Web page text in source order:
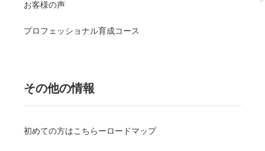
お客様の声
プロフェッショナル育成コース
その他の情報
初めての方はこちらーロードマップ